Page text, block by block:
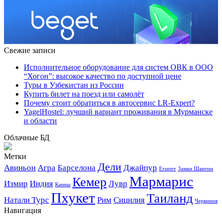
Свежие записи
Исполнительное оборудование для систем ОВК в ООО
“Хогон”: высокое качество по доступной цене
Туры в Узбекистан из России
Купить билет на поезд или самолёт
Почему стоит обратиться в автосервис LR-Expert?
YagelHostel: лучший вариант проживания в Мурманске
и области
Облачные БД
Метки
Авиньон Агра Барселона Дели Джайпур Египет Замки Шантии
Измир Индия Канны Кемер Лувр Мармарис
Натали Турс Пхукет Рим Сицилия Таиланд Червиния
Навигация